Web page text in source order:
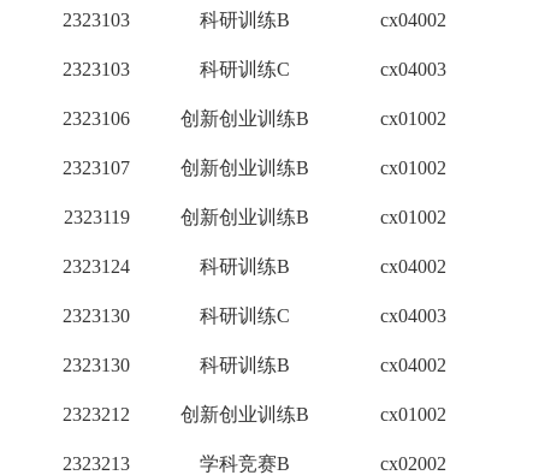
2323103 科研训练B cx04002
2323103 科研训练C cx04003
2323106 创新创业训练B cx01002
2323107 创新创业训练B cx01002
2323119 创新创业训练B cx01002
2323124 科研训练B cx04002
2323130 科研训练C cx04003
2323130 科研训练B cx04002
2323212 创新创业训练B cx01002
2323213 学科竞赛B cx02002